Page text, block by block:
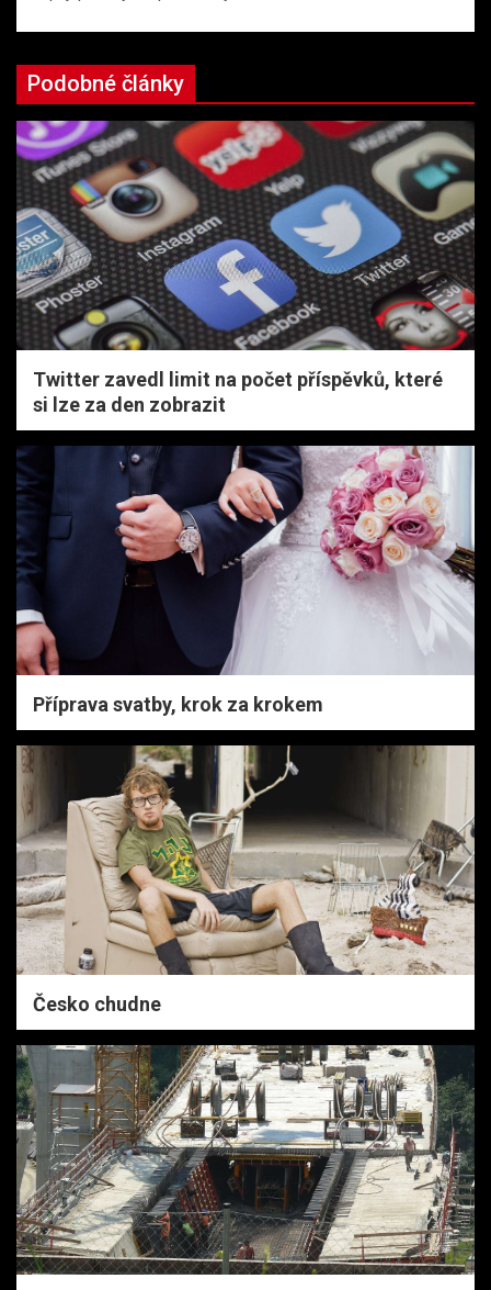
Podobné články
Twitter zavedl limit na počet příspěvků, které
si lze za den zobrazit
Příprava svatby, krok za krokem
Česko chudne